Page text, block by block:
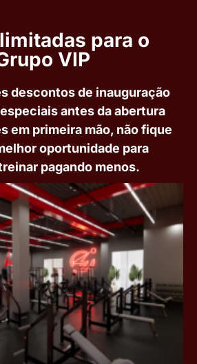
para o
VIP
descontos de inauguração
antes da abertura
em primeira mão, não fique
oportunidade para
pagando menos.